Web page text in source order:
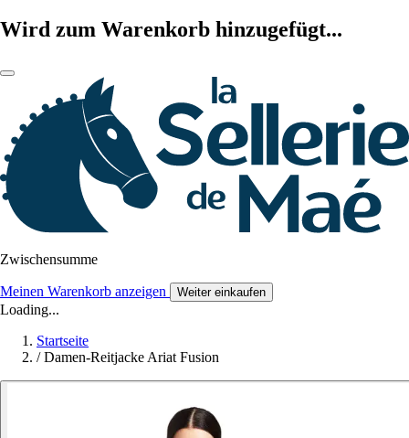
Wird zum Warenkorb hinzugefügt...
Zwischensumme
Meinen Warenkorb anzeigen Weiter einkaufen
Loading...
Startseite
/ Damen-Reitjacke Ariat Fusion